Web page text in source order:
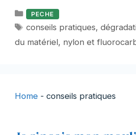
Catégories
PECHE
Étiquettes
conseils pratiques,
du matériel, nylon et
Home - conseils pratiques